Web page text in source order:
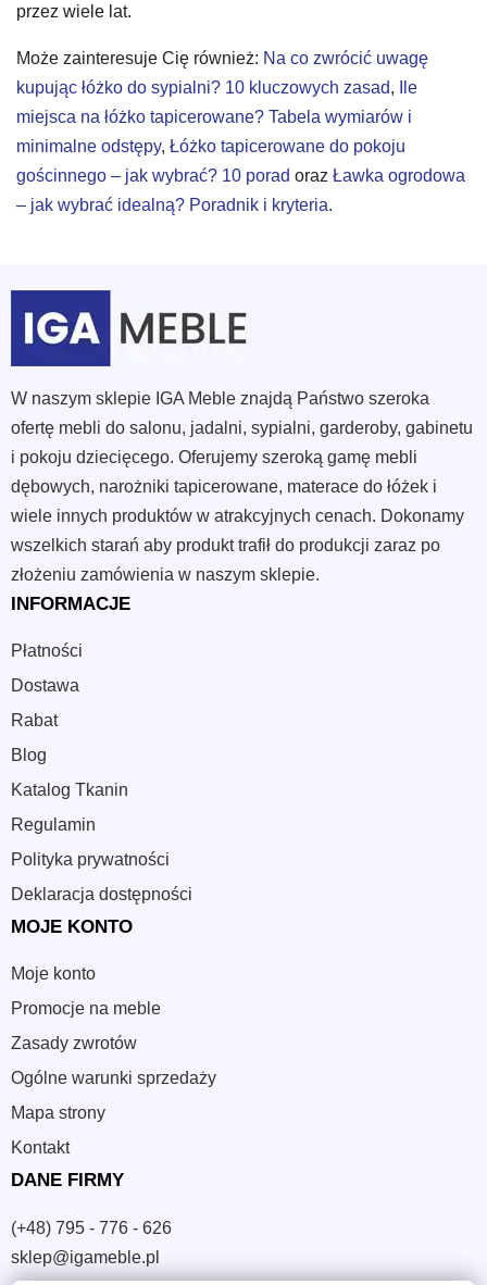
przez wiele lat.
Może zainteresuje Cię również: Na co zwrócić uwagę
kupując łóżko do sypialni? 10 kluczowych zasad,
Ile
miejsca na łóżko tapicerowane? Tabela wymiarów i
minimalne odstępy, Łóżko tapicerowane do pokoju
gościnnego – jak wybrać? 10 porad oraz Ławka ogrodowa
– jak wybrać idealną? Poradnik i kryteria.
W naszym sklepie IGA Meble znajdą Państwo szeroka
ofertę mebli do salonu, jadalni, sypialni, garderoby, gabinetu
i pokoju dziecięcego. Oferujemy szeroką gamę mebli
dębowych, narożniki tapicerowane, materace do łóżek i
wiele innych produktów w atrakcyjnych cenach. Dokonamy
wszelkich starań aby produkt trafił do produkcji zaraz po
złożeniu zamówienia w naszym sklepie.
INFORMACJE
Płatności
Dostawa
Rabat
Blog
Katalog Tkanin
Regulamin
Polityka prywatności
Deklaracja dostępności
MOJE KONTO
Moje konto
Promocje na meble
Zasady zwrotów
Ogólne warunki sprzedaży
Mapa strony
Kontakt
DANE FIRMY
(+48) 795 - 776 - 626
sklep@igameble.pl